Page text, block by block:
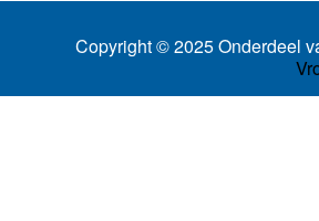
Copyright © 2025 Onderdeel